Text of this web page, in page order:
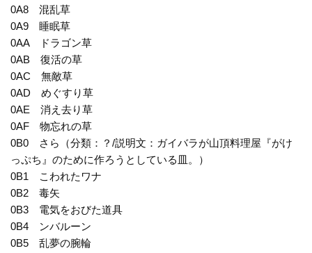
0A8 混乱草
0A9 睡眠草
0AA ドラゴン草
0AB 復活の草
0AC 無敵草
0AD めぐすり草
0AE 消え去り草
0AF 物忘れの草
0B0 さら（分類：？/説明文：ガイバラが山頂料理屋『がけ
っぷち』のために作ろうとしている皿。）
0B1 こわれたワナ
0B2 毒矢
0B3 電気をおびた道具
0B4 ンバルーン
0B5 乱夢の腕輪